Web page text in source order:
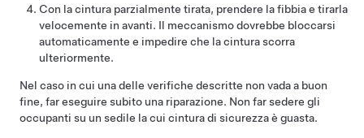
Con la cintura parzialmente tirata, prendere la fibbia e tirarla
velocemente in avanti. Il meccanismo dovrebbe bloccarsi
automaticamente e impedire che la cintura scorra
ulteriormente.
Nel caso in cui una delle verifiche descritte non vada a buon
fine, far eseguire subito una riparazione. Non far sedere gli
occupanti su un sedile la cui cintura di sicurezza è guasta.